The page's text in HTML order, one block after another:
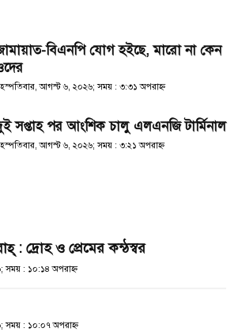
বিএনপি যোগ হইছে, মারো না কেন
আগস্ট ৬, ২০২৬; সময় : ৩:৩১ অপরাহ্ণ
সপ্তাহ পর আংশিক চালু এলএনজি টার্মিনাল
আগস্ট ৬, ২০২৬; সময় : ৩:২১ অপরাহ্ণ
: দ্রোহ ও প্রেমের কন্ঠস্বর
সময় : ১০:১৪ অপরাহ্ণ
সময় : ১০:০৭ অপরাহ্ণ